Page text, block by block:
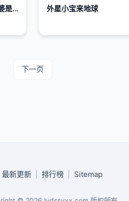
极致体验：我的老婆是美人鱼 外星小宝来地球
下一页
最新更新 排行榜 Sitemap